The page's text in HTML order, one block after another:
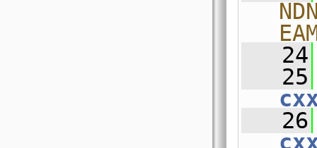
   24
   25
   26